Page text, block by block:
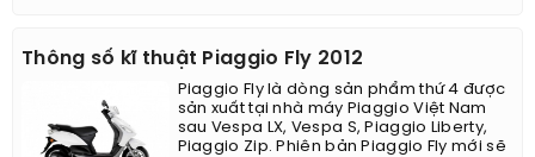
Thông số kĩ thuật Piaggio Fly 2012
Piaggio Fly là dòng sản phẩm thứ 4 được
sản xuất tại nhà máy Piaggio Việt Nam
sau Vespa LX, Vespa S, Piaggio Liberty,
Piaggio Zip. Phiên bản Piaggio Fly mới sẽ